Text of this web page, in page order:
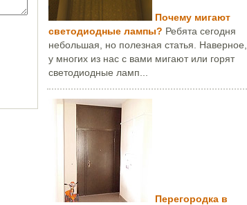
Почему мигают
светодиодные лампы? Ребята сегодня
небольшая, но полезная статья. Наверное,
у многих из нас с вами мигают или горят
светодиодные ламп...
Перегородка в